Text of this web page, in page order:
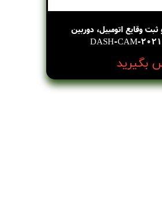
وقایع اتومبیل، دوربین
بگیرید